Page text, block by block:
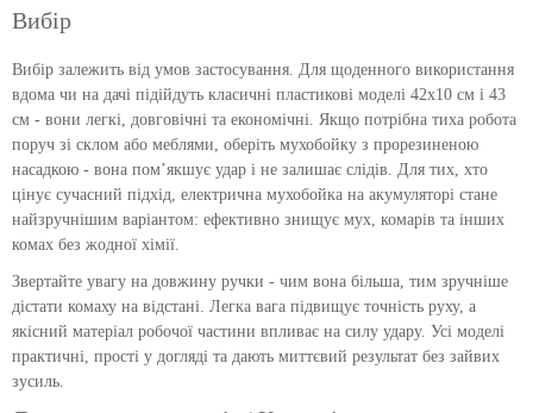
Вибір
Вибір залежить від умов застосування. Для щоденного використання
вдома чи на дачі підійдуть класичні пластикові моделі 42х10 см і 43
см - вони легкі, довговічні та економічні. Якщо потрібна тиха робота
поруч зі склом або меблями, оберіть мухобойку з прорезиненою
насадкою - вона пом’якшує удар і не залишає слідів. Для тих, хто
цінує сучасний підхід, електрична мухобойка на акумуляторі стане
найзручнішим варіантом: ефективно знищує мух, комарів та інших
комах без жодної хімії.
Звертайте увагу на довжину ручки - чим вона більша, тим зручніше
дістати комаху на відстані. Легка вага підвищує точність руху, а
якісний матеріал робочої частини впливає на силу удару. Усі моделі
практичні, прості у догляді та дають миттєвий результат без зайвих
зусиль.